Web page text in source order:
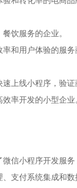
饮服务的企业。
和用户体验的服务
速上线小程序 ，验
率开发的小型企业
微信小程序开发服务
、支付系统集成和